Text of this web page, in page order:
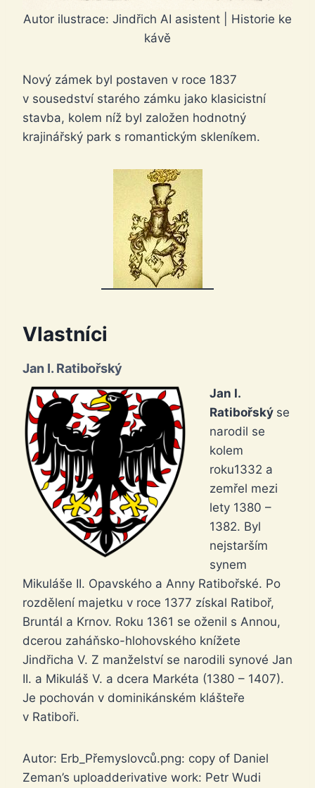
Autor ilustrace: Jindřich AI asistent | Historie ke
kávě
Nový zámek byl postaven v roce 1837
v sousedství starého zámku jako klasicistní
stavba, kolem níž byl založen hodnotný
krajinářský park s romantickým skleníkem.
Vlastníci
Jan I. Ratibořský
Jan I.
Ratibořský se
narodil se
kolem
roku1332 a
zemřel mezi
lety 1380 –
1382. Byl
nejstarším
synem
Mikuláše II. Opavského a Anny Ratibořské. Po
rozdělení majetku v roce 1377 získal Ratiboř,
Bruntál a Krnov. Roku 1361 se oženil s Annou,
dcerou zaháňsko-hlohovského knížete
Jindřicha V. Z manželství se narodili synové Jan
II. a Mikuláš V. a dcera Markéta (1380 – 1407).
Je pochován v dominikánském klášteře
v Ratiboři.
Autor: Erb_Přemyslovců.png: copy of Daniel
Zeman’s uploadderivative work: Petr Wudi